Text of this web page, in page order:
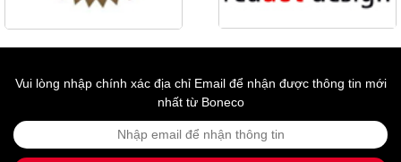
Vui lòng nhập chính xác địa chỉ Email để nhận được thông tin mới
nhất từ Boneco